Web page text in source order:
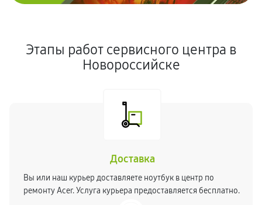
Этапы работ сервисного центра в
Новороссийске
Доставка
Вы или наш курьер доставляете ноутбук в центр по
ремонту Acer. Услуга курьера предоставляется бесплатно.